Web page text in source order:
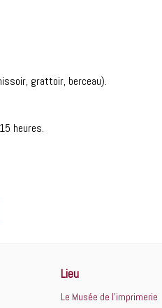
grattoir, berceau).
heures.
Lieu
Le Musée de l’imprimerie